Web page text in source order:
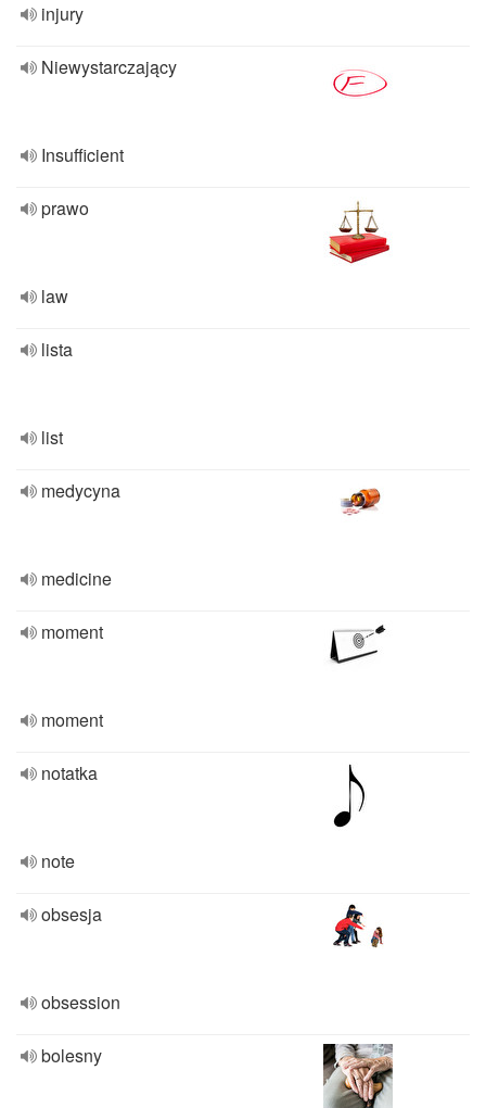
injury
Niewystarczający
Insufficient
prawo
law
lista
list
medycyna
medicine
moment
moment
notatka
note
obsesja
obsession
bolesny